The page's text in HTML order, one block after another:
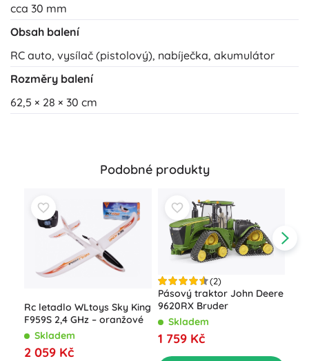
cca 30 mm
Obsah balení
RC auto, vysílač (pistolový), nabíječka, akumulátor
Rozměry balení
62,5 × 28 × 30 cm
Podobné produkty
Rc letadlo WLtoys Sky King
F959S 2,4 GHz – oranžové
Skladem
2 059 Kč
(2)
Pásový traktor John Deere
9620RX Bruder
Skladem
1 759 Kč